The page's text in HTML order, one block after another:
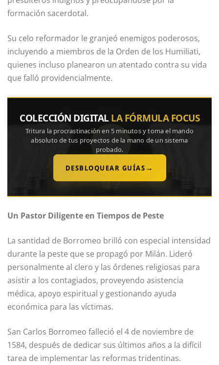
formación sacerdotal.
Su celo reformador le granjeó enemigos poderosos,
incluyendo a miembros de la Orden de los Humiliati,
quienes incluso planearon un atentado contra su vida
que falló providencialmente.
COLECCIÓN DIGITAL LA FÓRMULA FOCUS
Tritura la procrastinación en 5 minutos y toma el mando
absoluto de tus proyectos de la mano de un sistema
probado.
DESBLOQUEAR GUÍAS →
Un Pastor Diligente en Tiempos de Peste
La santidad de Borromeo brilló con especial intensidad
durante la peste que se propagó por Milán. Lideró
personalmente al clero y las órdenes religiosas para
asistir a los contagiados, proveyendo asistencia
médica, apoyo espiritual y gestionando ayuda
económica para las víctimas.
San Carlos Borromeo falleció el 4 de noviembre de
1584, después de dedicar sus últimos años a la difícil
tarea de implementar las reformas tridentinas.